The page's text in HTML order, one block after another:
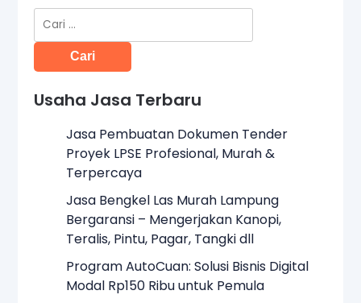
Cari
Usaha Jasa Terbaru
Jasa Pembuatan Dokumen Tender
Proyek LPSE Profesional, Murah &
Terpercaya
Jasa Bengkel Las Murah Lampung
Bergaransi – Mengerjakan Kanopi,
Teralis, Pintu, Pagar, Tangki dll
Program AutoCuan: Solusi Bisnis Digital
Modal Rp150 Ribu untuk Pemula